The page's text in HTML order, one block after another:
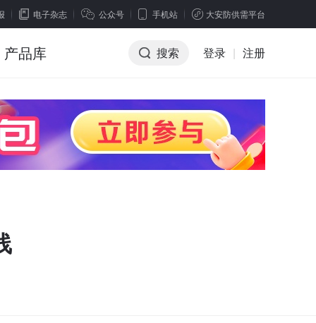
电子杂志 公众号 手机站 大安防供需平台
产品库 搜索 登录 | 注册